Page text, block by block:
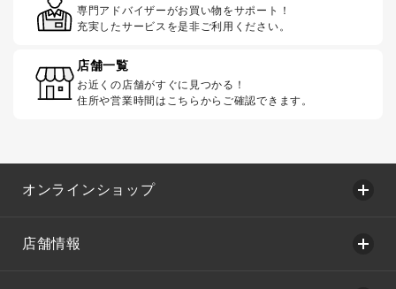
専門アドバイザーがお買い物をサポート！
充実したサービスを是非ご利用ください。
店舗一覧
お近くの店舗がすぐに見つかる！
住所や営業時間はこちらからご確認できます。
オンラインショップ
店舗情報